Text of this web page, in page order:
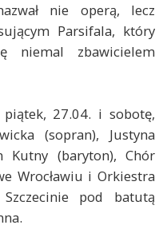
nie operą, lecz
Parsifala, który
niemal zbawicielem
27.04. i sobotę,
(sopran), Justyna
Kutny (baryton), Chór
Wrocławiu i Orkiestra
pod batutą